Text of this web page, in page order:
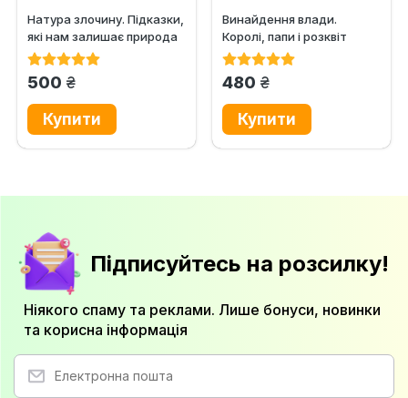
Натура злочину. Підказки,
які нам залишає природа
500 грн.
Винайдення влади.
Королі, папи і розквіт
Заходу
480 грн.
Підписуйтесь на розсилку!
Ніякого спаму та реклами. Лише бонуси, новинки
та корисна інформація